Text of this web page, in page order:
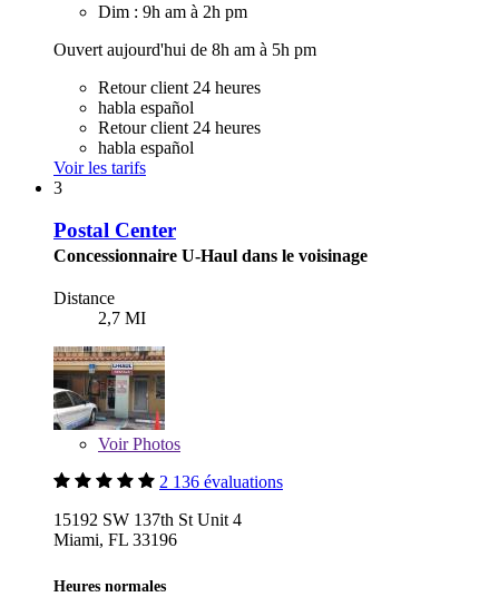
Dim : 9h am à 2h pm
Ouvert aujourd'hui de 8h am à 5h pm
Retour client 24 heures
habla español
Retour client 24 heures
habla español
Voir les tarifs
3
Postal Center
Concessionnaire U-Haul dans le voisinage
Distance
2,7 MI
VoirPhotos
2 136 évaluations
15192 SW 137th St Unit 4
Miami, FL 33196
Heures normales